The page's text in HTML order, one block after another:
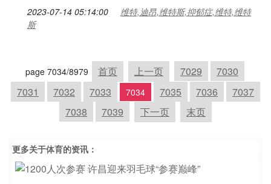
2023-07-14 05:14:00
维特,迪昂,维特斯,抑郁症,维特,维特
斯
page 7034/8979 首页 上一页 7029
7030
7031
7032 7033 7034 7035 7036
7037
7038
7039 下一页 末页
更多关于体育的资讯：